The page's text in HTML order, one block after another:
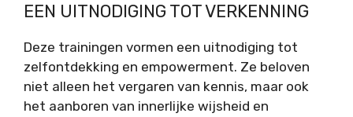
EEN UITNODIGING TOT VERKENNING
Deze trainingen vormen een uitnodiging tot
zelfontdekking en empowerment. Ze beloven
niet alleen het vergaren van kennis, maar ook
het aanboren van innerlijke wijsheid en